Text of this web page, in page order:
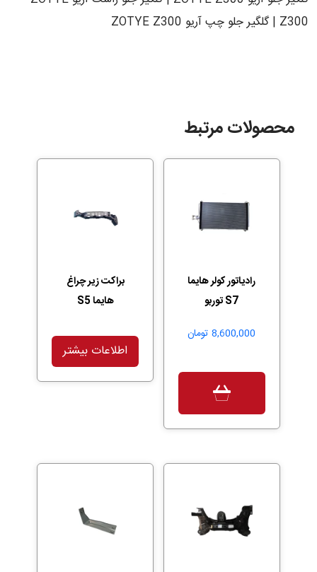
Z300 | گلگیر جلو چپ آریو ZOTYE Z300
محصولات مرتبط
رادیاتور کولر هایما
S7 توربو
8,600,000 تومان
براکت زیر چراغ
هایما S5
اطلاعات بیشتر